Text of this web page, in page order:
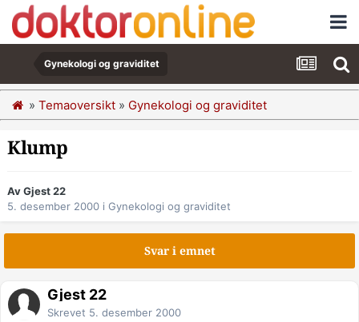
Gynekologi og graviditet
» Temaoversikt » Gynekologi og graviditet
Klump
Av Gjest 22
5. desember 2000 i Gynekologi og graviditet
Svar i emnet
Gjest 22
Skrevet 5. desember 2000